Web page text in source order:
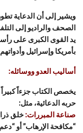
ويشير إلى أن الدعاية
الصحف والراديو إلى
يد القوى الكبرى على
بأمريكا وإسرائيل
أساليب العدو ووسائله:
يخصص الكتاب جزءاً كبيراً
حربه الدعائية، مثل:
صناعة المبررات: خلق
“مكافحة الإرهاب” أو